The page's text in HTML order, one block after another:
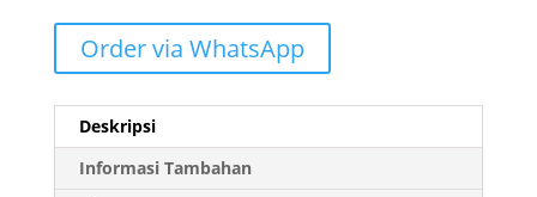
Order via WhatsApp
Deskripsi
Informasi Tambahan